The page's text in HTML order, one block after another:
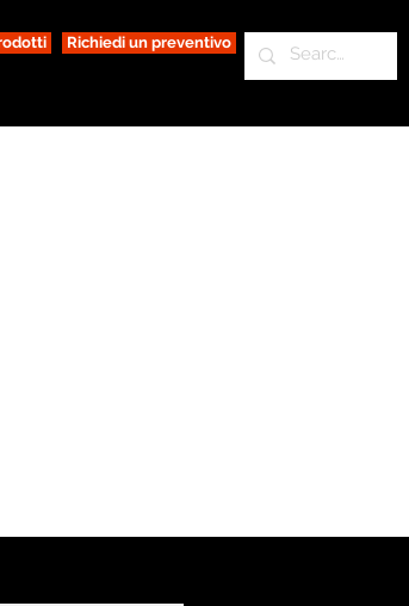
Richiedi un preventivo